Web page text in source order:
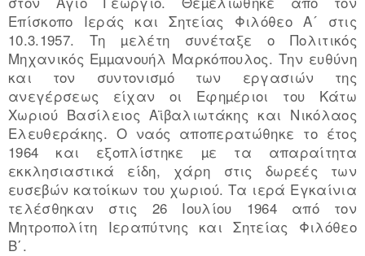
Επίσκοπο Ιεράς και Σητείας Φιλόθεο Α´ στις
10.3.1957. Τη µελέτη συνέταξε ο Πολιτικός
Μηχανικός Εµµανουήλ Μαρκόπουλος. Την ευθύνη
και τον συντονισµό των εργασιών της
ανεγέρσεως είχαν οι Εφηµέριοι του Κάτω
Χωριού Βασίλειος Αϊβαλιωτάκης και Νικόλαος
Ελευθεράκης. Ο ναός αποπερατώθηκε το έτος
1964 και εξοπλίστηκε µε τα απαραίτητα
εκκλησιαστικά είδη, χάρη στις δωρεές των
ευσεβών κατοίκων του χωριού. Τα ιερά Εγκαίνια
τελέσθηκαν στις 26 Ιουλίου 1964 από τον
Μητροπολίτη Ιεραπύτνης και Σητείας Φιλόθεο
Β΄.